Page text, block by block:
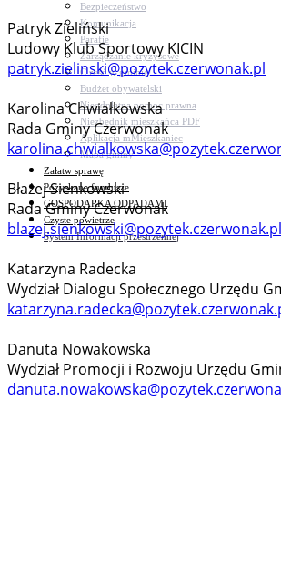
Bezpieczeństwo
Komunikacja
Parafie
Zarządzanie kryzysowe
C.ześć w gminie!
Budżet obywatelski
Nieodpłatna pomoc prawna
Niezbędnik mieszkańca PDF
Aplikacja mMieszkaniec
Mapa gminy
Załatw sprawę
Pozyskane fundusze
GOSPODARKA ODPADAMI
Czyste powietrze
System Informacji przestrzennej
Patryk Zieliński
Ludowy Klub Sportowy KICIN
patryk.zielinski@pozytek.czerwonak.pl
Karolina Chwiałkowska
Rada Gminy Czerwonak
Błażej Sienkowski
Rada Gminy Czerwonak
blazej.sienkowski@pozytek.czerwonak.pl
Katarzyna Radecka
Wydział Dialogu Społecznego Urzędu
Danuta Nowakowska
Wydział Promocji i Rozwoju Urzędu